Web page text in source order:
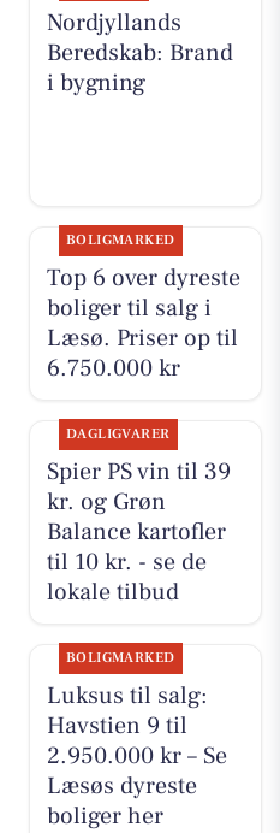
Nordjyllands
Beredskab: Brand
i bygning
BOLIGMARKED
Top 6 over dyreste
boliger til salg i
Læsø. Priser op til
6.750.000 kr
DAGLIGVARER
Spier PS vin til 39
kr. og Grøn
Balance kartofler
til 10 kr. - se de
lokale tilbud
BOLIGMARKED
Luksus til salg:
Havstien 9 til
2.950.000 kr – Se
Læsøs dyreste
boliger her